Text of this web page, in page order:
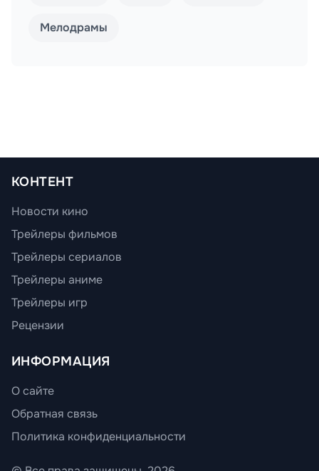
Мелодрамы
КОНТЕНТ
Новости кино
Трейлеры фильмов
Трейлеры сериалов
Трейлеры аниме
Трейлеры игр
Рецензии
ИНФОРМАЦИЯ
О сайте
Обратная связь
Политика конфиденциальности